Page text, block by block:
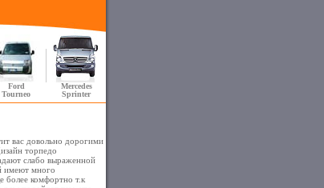
Ford
Tourneo
Mercedes
Sprinter
вас довольно дорогими
торпедо
слабо выраженной
имеют много
более комфортно т.к